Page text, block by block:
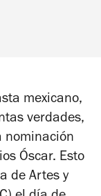
mexicano,
verdades,
nominación
Óscar. Esto
de Artes y